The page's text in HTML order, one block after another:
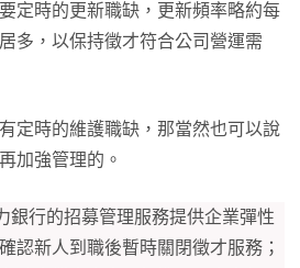
定時的更新職缺，更新頻率略約每
多，以保持徵才符合公司營運需
定時的維護職缺，那當然也可以說
加強管理的。
銀行的招募管理服務提供企業彈性
認新人到職後暫時關閉徵才服務；